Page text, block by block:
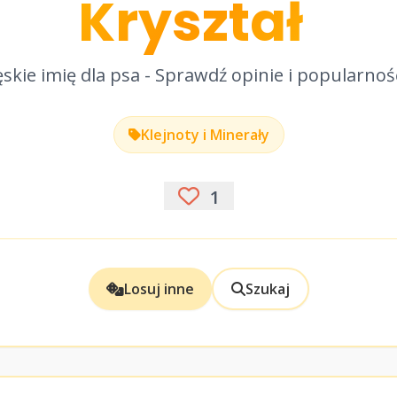
Kryształ
imię dla psa - Sprawdź opinie i
Klejnoty i Minerały
1
Losuj inne Szukaj